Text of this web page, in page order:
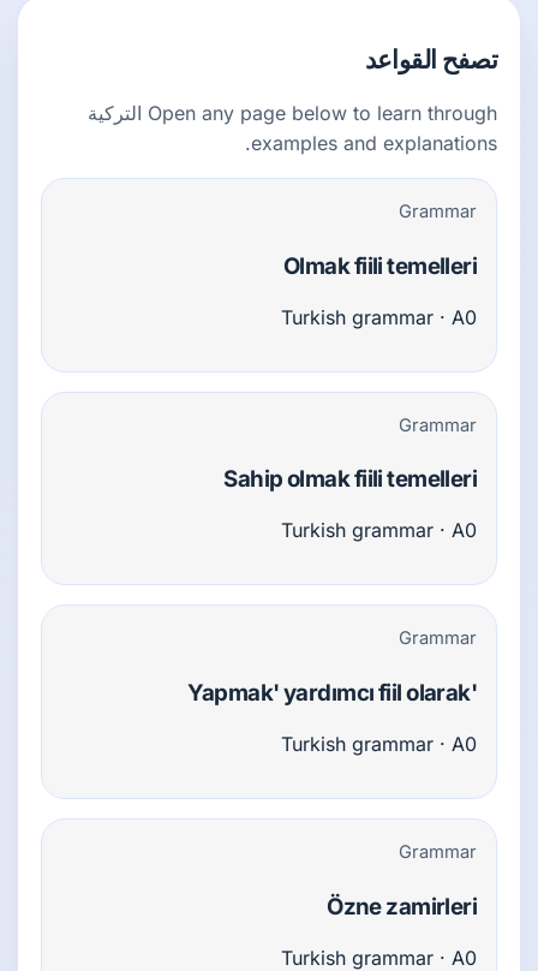
تصفح القواعد
Open any page below to learn through التركية
examples and explanations.
Grammar
Olmak fiili temelleri
Turkish grammar · A0
Grammar
Sahip olmak fiili temelleri
Turkish grammar · A0
Grammar
'Yapmak' yardımcı fiil olarak
Turkish grammar · A0
Grammar
Özne zamirleri
Turkish grammar · A0